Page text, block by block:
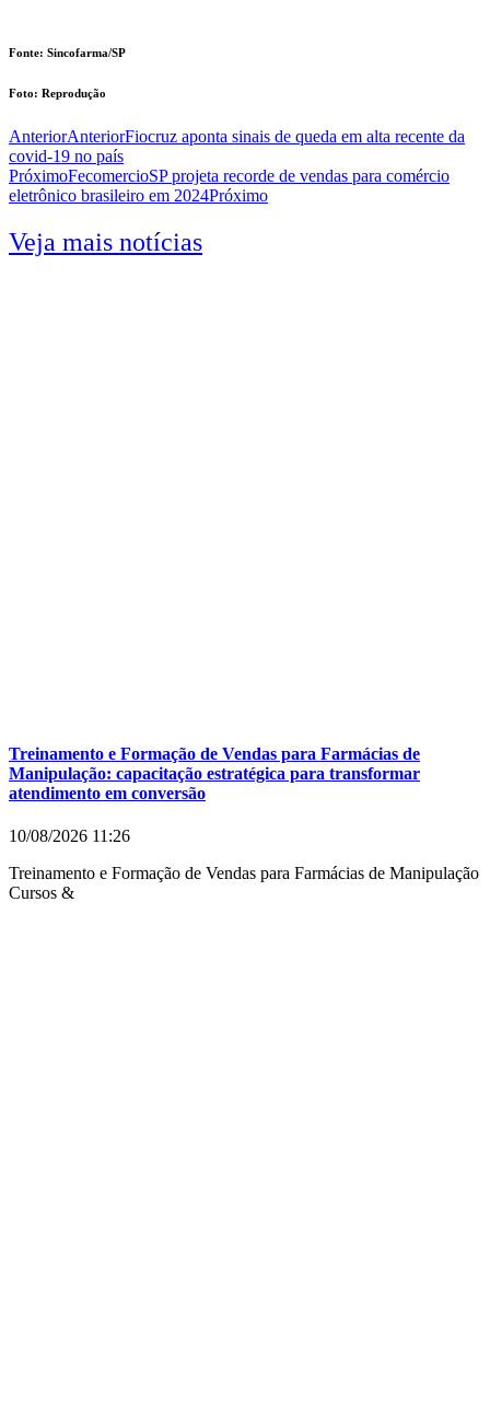
Fonte: Sincofarma/SP
Foto: Reprodução
AnteriorAnteriorFiocruz aponta sinais de queda em alta recente da
covid-19 no país
PróximoFecomercioSP projeta recorde de vendas para comércio
eletrônico brasileiro em 2024Próximo
Veja mais notícias
Treinamento e Formação de Vendas para Farmácias de
Manipulação: capacitação estratégica para transformar
atendimento em conversão
10/08/2026 11:26
Treinamento e Formação de Vendas para Farmácias de Manipulação
Cursos &